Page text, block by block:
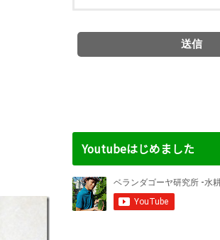
Youtubeはじめました